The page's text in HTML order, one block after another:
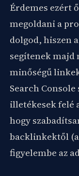
Érdemes ezért
megoldani a
dolgod, hiszen
segítenek majd
minőségű
Search
illetékesek felé
hogy
backlinkektől
figyelembe az